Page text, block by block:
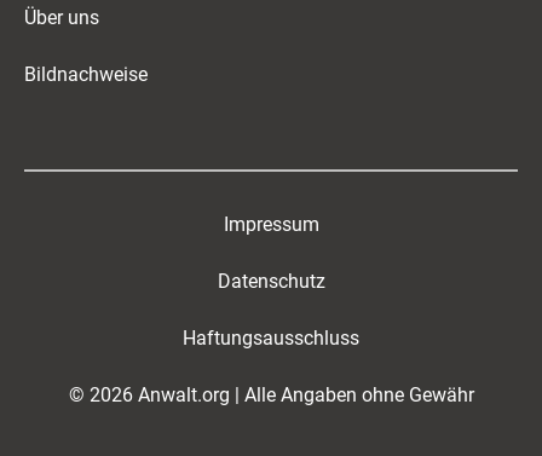
Über uns
Bildnachweise
Impressum
Datenschutz
Haftungsausschluss
© 2026 Anwalt.org | Alle Angaben ohne Gewähr